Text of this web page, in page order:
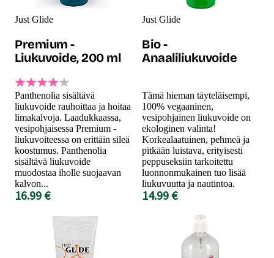
Just Glide
Premium -
Liukuvoide, 200 ml
Panthenolia sisältävä
liukuvoide rauhoittaa ja hoitaa
limakalvoja. Laadukkaassa,
vesipohjaisessa Premium -
liukuvoiteessa on erittäin sileä
koostumus. Panthenolia
sisältävä liukuvoide
muodostaa iholle suojaavan
kalvon...
16.99 €
Just Glide
Bio -
Anaaliliukuvoide
Tämä hieman täyteläisempi,
100% vegaaninen,
vesipohjainen liukuvoide on
ekologinen valinta!
Korkealaatuinen, pehmeä ja
pitkään luistava, erityisesti
peppuseksiin tarkoitettu
luonnonmukainen tuo lisää
liukuvuutta ja nautintoa.
14.99 €